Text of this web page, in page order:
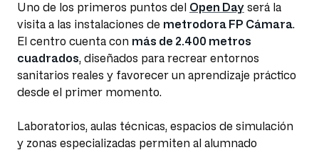
Uno de los primeros puntos del Open Day será la
visita a las instalaciones de metrodora FP Cámara.
El centro cuenta con más de 2.400 metros
cuadrados, diseñados para recrear entornos
sanitarios reales y favorecer un aprendizaje práctico
desde el primer momento.
Laboratorios, aulas técnicas, espacios de simulación
y zonas especializadas permiten al alumnado